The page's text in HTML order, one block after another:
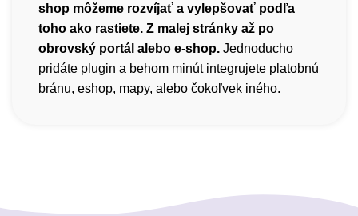
shop môžeme rozvíjať a vylepšovať podľa
toho ako rastiete. Z malej stránky až po
obrovský portál alebo e-shop. Jednoducho
pridáte plugin a behom minút integrujete platobnú
bránu, eshop, mapy, alebo čokoľvek iného.